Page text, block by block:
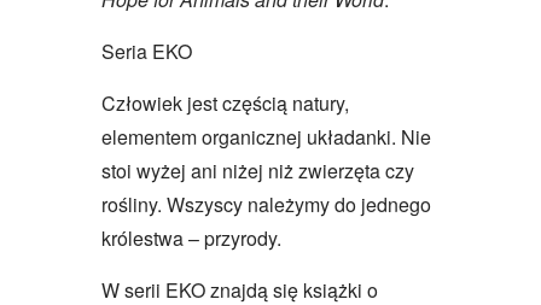
Seria EKO
Człowiek jest częścią natury,
elementem organicznej układanki. Nie
stoi wyżej ani niżej niż zwierzęta czy
rośliny. Wszyscy należymy do jednego
królestwa – przyrody.
W serii EKO znajdą się książki o